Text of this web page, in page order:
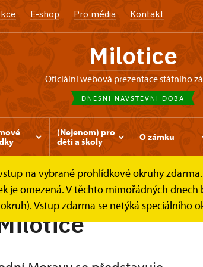
E-shop Pro média Kontakt
Milotice
oficiální webová prezentace státního
DNEŠNÍ NÁVŠTĚVNÍ DOBA
(Nejenom) pro
děti a školy
O zámku
na vybrané prohlídkové okruhy
je omezená. V těchto mimořádných
Vstup zdarma se netýká speciálního